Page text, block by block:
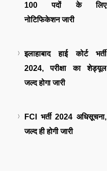
100 पदों के लिए
नोटिफिकेशन जारी
इलाहाबाद हाई कोर्ट भर्ती
2024, परीक्षा का शेड्यूल
जल्द होगा जारी
FCI भर्ती 2024 अधिसूचना,
जल्द ही होगी जारी